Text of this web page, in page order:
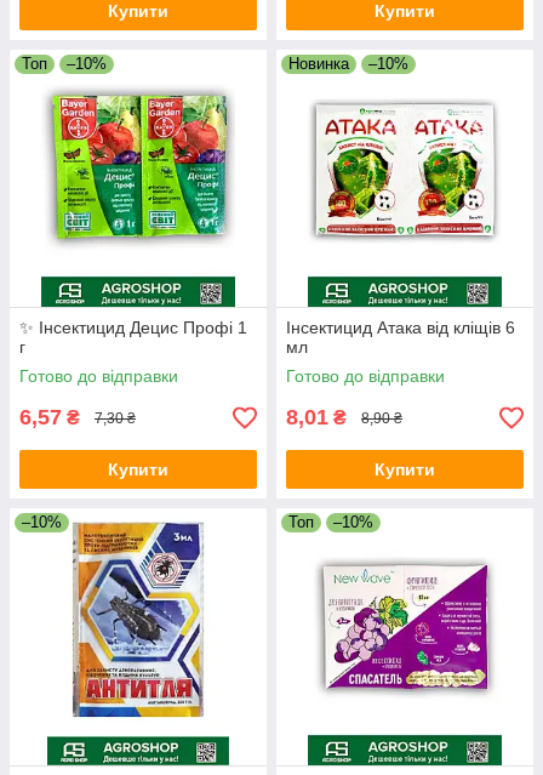
Купити Купити
Топ –10%
✨ Інсектицид Децис Профі 1
г
Готово до відправки
6,57 ₴ 7,30 ₴
Купити
Новинка –10%
Інсектицид Атака від кліщів 6
мл
Готово до відправки
8,01 ₴ 8,90 ₴
Купити
–10% Топ –10%